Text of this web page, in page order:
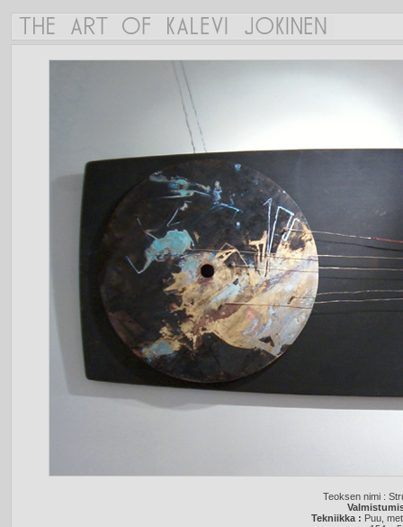
Teoksen nimi :
Tekniikka : Puu,